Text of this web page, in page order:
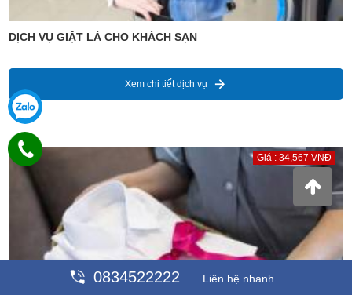
DỊCH VỤ GIẶT LÀ CHO KHÁCH SẠN
Xem chi tiết dịch vụ
Giá : 34,567 VNĐ
0834522222 Liên hệ nhanh